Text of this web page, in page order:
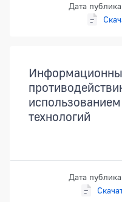
Дата
технологий
Дата